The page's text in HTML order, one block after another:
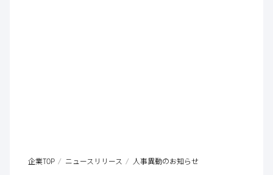
企業TOP ニュースリリース 人事異動のお知らせ